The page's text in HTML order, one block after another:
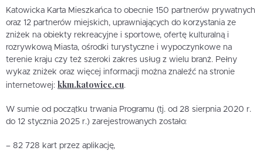
Katowicka Karta Mieszkańca to obecnie 150 partnerów prywatnych
oraz 12 partnerów miejskich, uprawniających do korzystania ze
zniżek na obiekty rekreacyjne i sportowe, ofertę kulturalną i
rozrywkową Miasta, ośrodki turystyczne i wypoczynkowe na
terenie kraju czy też szeroki zakres usług z wielu branż. Pełny
wykaz zniżek oraz więcej informacji można znaleźć na stronie
internetowej: kkm.katowice.eu.
W sumie od początku trwania Programu (tj. od 28 sierpnia 2020 r.
do 12 stycznia 2025 r.) zarejestrowanych zostało:
– 82 728 kart przez aplikację,